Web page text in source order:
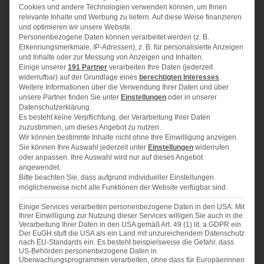
Ihr
250 gMehl
200 gZucker
250 ggemahlene Mandeln
1TL Zimt
1Päckchen Bourbon-Vanillezucker
1Prise Nelkenpulver
250 gweiche Butter
etwas Paniermehl für die Form
300 gJohannisbeermarmelade
1Eigelb, etwas Milch
ZUBEREITUNG
Alle Teigzutaten mit den Knethaken des Handrührers
verkneten. Mit den Händen zu einer Kugel formen und
Cookies und andere Technologien verwenden können, um Ihnen
relevante Inhalte und Werbung zu liefern. Auf diese Weise finanzieren
und optimieren wir unsere Website.
Personenbezogene Daten können verarbeitet werden (z. B.
Erkennungsmerkmale, IP-Adressen), z. B. für personalisierte Anzeigen
und Inhalte oder zur Messung von Anzeigen und Inhalten.
Einige unserer 191 Partner verarbeiten Ihre Daten (jederzeit
widerrufbar) auf der Grundlage eines berechtigten Interesses
Weitere Informationen über die Verwendung Ihrer Daten und über
unsere Partner finden Sie unter Einstellungen oder in unserer
Datenschutzerklärung.
Es besteht keine Verpflichtung, der Verarbeitung Ihrer Daten
zuzustimmen, um dieses Angebot zu nutzen.
Wir können bestimmte Inhalte nicht ohne Ihre Einwilligung anzeigen.
Sie können Ihre Auswahl jederzeit unter Einstellungen widerrufen
oder anpassen. Ihre Auswahl wird nur auf dieses Angebot
angewendet.
Bitte beachten Sie, dass aufgrund individueller Einstellungen
möglicherweise nicht alle Funktionen der Website verfügbar sind.
Einige Services verarbeiten personenbezogene Daten in den USA. Mit
Ihrer Einwilligung zur Nutzung dieser Services willigen Sie auch in die
Verarbeitung Ihrer Daten in den USA gemäß Art. 49 (1) lit. a GDPR ein.
Der EuGH stuft die USA als ein Land mit unzureichendem Datenschutz
nach EU-Standards ein. Es besteht beispielsweise die Gefahr, dass
US-Behörden personenbezogene Daten in
Überwachungsprogrammen verarbeiten, ohne dass für Europäerinnen